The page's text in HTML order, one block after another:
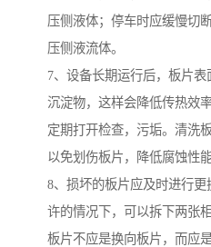
压侧液体；停车时应缓慢切
压侧液流体。
7、设备长期运行后，板片
沉淀物，这样会降低传热效
定期打开检查，污垢。清洗
以免划伤板片，降低腐蚀性能
8、损坏的板片应及时进行
许的情况下，可以拆下两张
板片不应是换向板片，而应